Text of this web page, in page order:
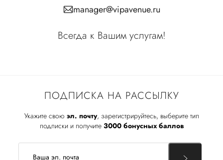
ПОДПИСКА НА РАССЫЛКУ
Укажите свою эл. почту, зарегистрируйтесь, выберите тип
подписки и получите 3000 бонусных баллов
manager@vipavenue.ru
Всегда к Вашим услугам!